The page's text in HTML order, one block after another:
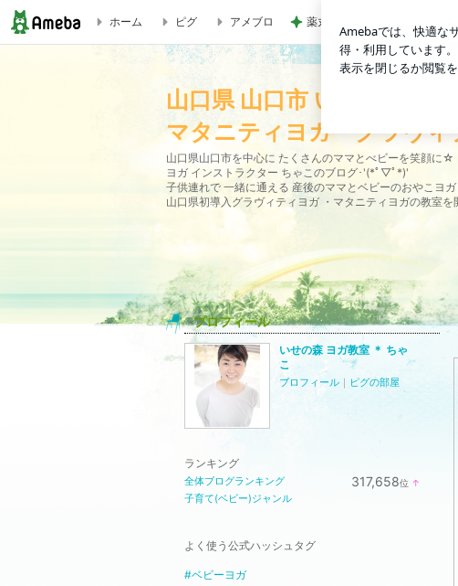
いせの森ヨガ教室 対面クラス@love_smile_peace_yoga 会員制月
ホーム ピグ アメブロ 薬丸 絶品ランチとコーヒーぜ
山口県 山口市 いせの森 ヨ
マタニティヨガ・グラヴ
山口県山口市を中心に たくさんのママとべビーを笑顔に☆
ヨガ インストラクター ちゃこのブログ･'(*ﾟ▽ﾟ*)'
子供連れで 一緒に通える 産後のママとベビーのおやこヨガ
山口県初導入グラヴィティヨガ ・マタニティヨガの教室を
プロフィール
いせの森 ヨガ教室 ＊ ちゃ
こ
プロフィール ｜ ピグの部屋
ランキング
全体ブログランキング 317,658位 ↑
子育て(ベビー)ジャンル
よく使う公式ハッシュタグ
#ベビーヨガ